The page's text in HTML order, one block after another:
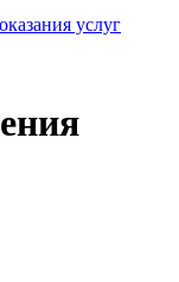
услуг